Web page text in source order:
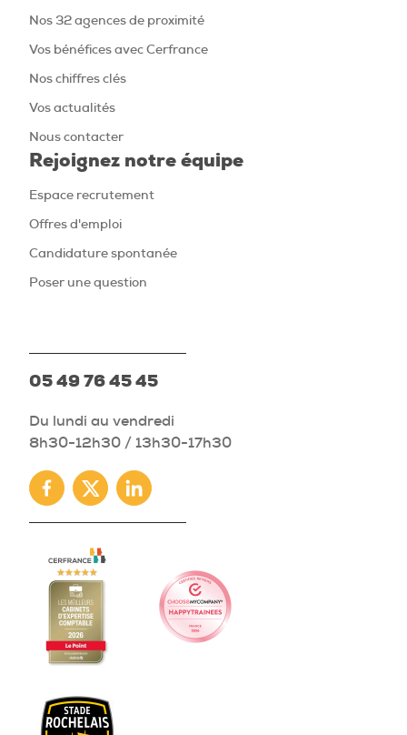
Nos 32 agences de proximité
Vos bénéfices avec Cerfrance
Nos chiffres clés
Vos actualités
Nous contacter
Rejoignez notre équipe
Espace recrutement
Offres d'emploi
Candidature spontanée
Poser une question
05 49 76 45 45
Du lundi au vendredi
8h30-12h30 / 13h30-17h30
Facebook
TwitterLinkedin